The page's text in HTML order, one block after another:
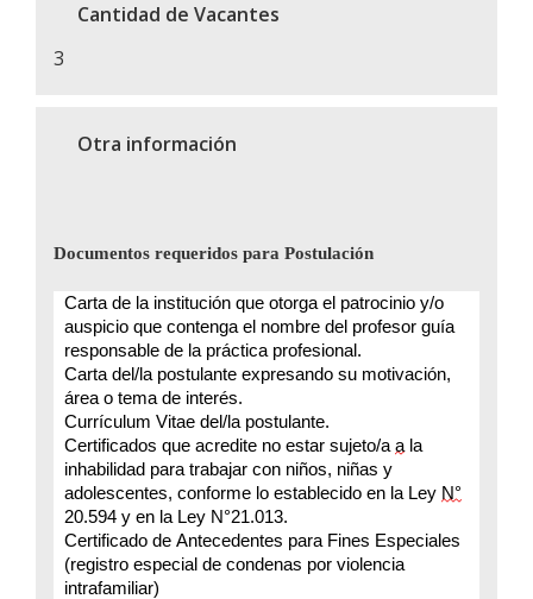
Cantidad de Vacantes
3
Otra información
Documentos requeridos para Postulación
Carta de la institución que otorga el patrocinio y/o
auspicio que contenga el nombre del profesor guía
responsable de la práctica profesional.
Carta del/la postulante expresando su motivación,
área o tema de interés.
Currículum Vitae del/la postulante.
Certificados que acredite no estar sujeto/a a la
inhabilidad para trabajar con niños, niñas y
adolescentes, conforme lo establecido en la Ley N°
20.594 y en la Ley N°21.013.
Certificado de Antecedentes para Fines Especiales
(registro especial de condenas por violencia
intrafamiliar)